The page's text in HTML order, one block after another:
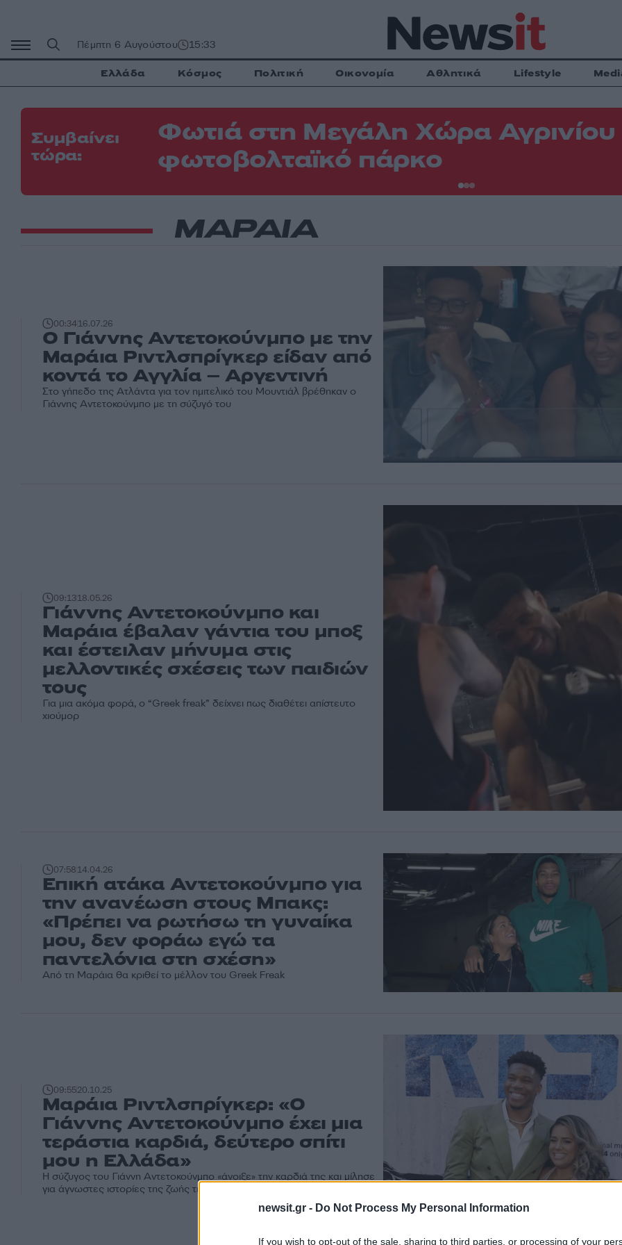
newsit.gr - Do Not Process My Personal Information
If you wish to opt-out of the sale, sharing to third parties, or processing of your
περιεχόμενο
Πέμπτη 6 Αυγούστου 15:33
Ελλάδα Κόσμος Πολιτική Οικονομία Αθλητικά Lifestyle
Συμβαίνει
τώρα:
Φωτιά στη Μεγάλη Χώρα Αγρινίου
φωτοβολταϊκό πάρκο
ΜΑΡΑΙΑ
00:3416.07.26
Ο Γιάννης Αντετοκούνμπο με την
Μαράια Ριντλσπρίγκερ είδαν από
κοντά το Αγγλία – Αργεντινή
Στο γήπεδο της Ατλάντα για τον ημιτελικό του Μουντιάλ βρέθηκαν ο
Γιάννης Αντετοκούνμπο με τη σύζυγό του
09:1318.05.26
Γιάννης Αντετοκούνμπο και
Μαράια έβαλαν γάντια του μποξ
και έστειλαν μήνυμα στις
μελλοντικές σχέσεις των παιδιών
τους
Για μια ακόμα φορά, ο “Greek freak” δείχνει πως διαθέτει απίστευτο
χιούμορ
07:5814.04.26
Επική ατάκα Αντετοκούνμπο για
την ανανέωση στους Μπακς:
«Πρέπει να ρωτήσω τη γυναίκα
μου, δεν φοράω εγώ τα
παντελόνια στη σχέση»
Από τη Μαράια θα κριθεί το μέλλον του Greek Freak
09:5520.10.25
Μαράια Ριντλσπρίγκερ: «Ο
Γιάννης Αντετοκούνμπο έχει μια
τεράστια καρδιά, δεύτερο σπίτι
μου η Ελλάδα»
Η σύζυγος του Γιάννη Αντετοκούνμπο «άνοιξε» την καρδιά της και μίλησε
για άγνωστες ιστορίες της ζωής της